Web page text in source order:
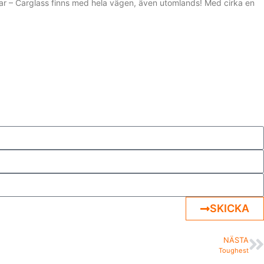
– Carglass finns med hela vägen, även utomlands! Med cirka en
SKICKA
NÄSTA
Toughest